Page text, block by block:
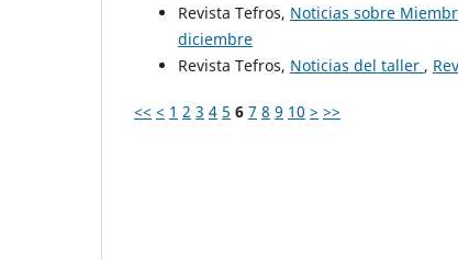
Revista Tefros, Noticias sobre
diciembre
Revista Tefros, Noticias del taller ,
<< < 1 2 3 4 5 6 7 8 9 10 > >>